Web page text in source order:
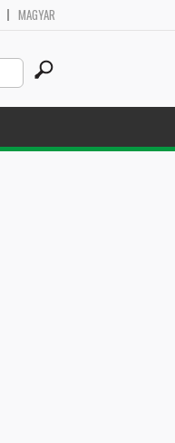
MAGYAR
Search
this
site